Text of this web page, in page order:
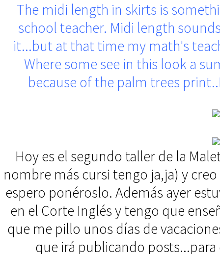
The midi length in skirts is
school teacher. Midi length
it...but at that time my math's
Where some see in this look a
because of the palm trees
Hoy es el segundo taller de la
nombre más cursi tengo ja,ja) y
espero ponéroslo. Además ayer
en el Corte Inglés y tengo que
que me pillo unos días de
que irá publicando